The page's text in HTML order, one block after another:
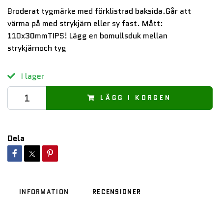
Broderat tygmärke med förklistrad baksida.Går att
värma på med strykjärn eller sy fast. Mått:
110x30mmTIPS! Lägg en bomullsduk mellan
strykjärnoch tyg
I lager
LÄGG I KORGEN
Dela
INFORMATION RECENSIONER